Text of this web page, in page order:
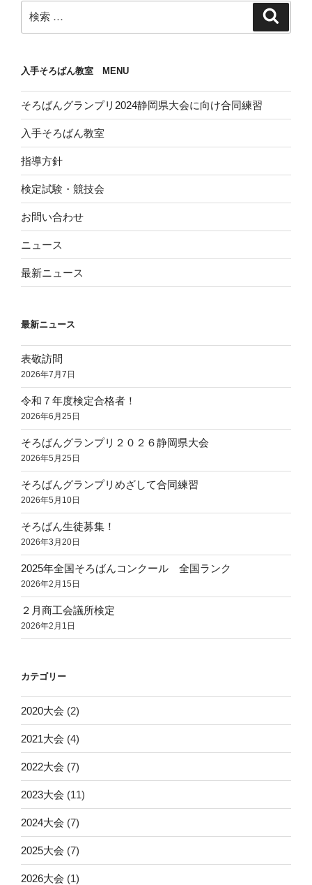
索:
入手そろばん教室 MENU
そろばんグランプリ2024静岡県大会に向け合同練習
入手そろばん教室
指導方針
検定試験・競技会
お問い合わせ
ニュース
最新ニュース
最新ニュース
表敬訪問
2026年7月7日
令和７年度検定合格者！
2026年6月25日
そろばんグランプリ２０２６静岡県大会
2026年5月25日
そろばんグランプリめざして合同練習
2026年5月10日
そろばん生徒募集！
2026年3月20日
2025年全国そろばんコンクール 全国ランク
2026年2月15日
２月商工会議所検定
2026年2月1日
カテゴリー
2020大会 (2)
2021大会 (4)
2022大会 (7)
2023大会 (11)
2024大会 (7)
2025大会 (7)
2026大会 (1)